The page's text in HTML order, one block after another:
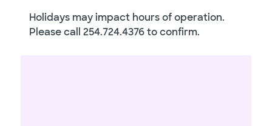
Holidays may impact hours of operation.
Please call 254.724.4376to confirm.